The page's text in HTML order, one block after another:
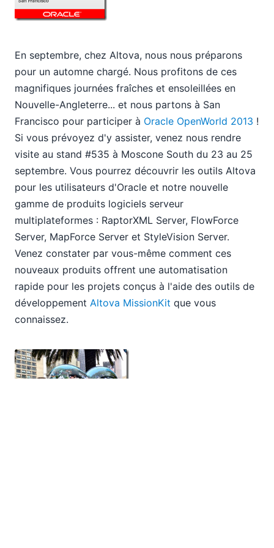
En septembre, chez Altova, nous nous préparons
pour un automne chargé. Nous profitons de ces
magnifiques journées fraîches et ensoleillées en
Nouvelle-Angleterre... et nous partons à San
Francisco pour participer à Oracle OpenWorld 2013 !
Si vous prévoyez d'y assister, venez nous rendre
visite au stand #535 à Moscone South du 23 au 25
septembre. Vous pourrez découvrir les outils Altova
pour les utilisateurs d'Oracle et notre nouvelle
gamme de produits logiciels serveur
multiplateformes : RaptorXML Server, FlowForce
Server, MapForce Server et StyleVision Server.
Venez constater par vous-même comment ces
nouveaux produits offrent une automatisation
rapide pour les projets conçus à l'aide des outils de
développement Altova MissionKit que vous
connaissez.